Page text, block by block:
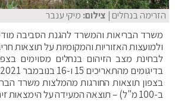
הזרימה בנחלים | צילום: מיקי ענבר
משרד הבריאות והמשרד להגנת הסביבה
ולמועצות האזוריות והמקומיות על תוצאות
לבחינת מצב הזיהום בנחלים מסוימים
ב-100 מ"ל) – תוצאה המעידה על הימצאות זיהום במים.